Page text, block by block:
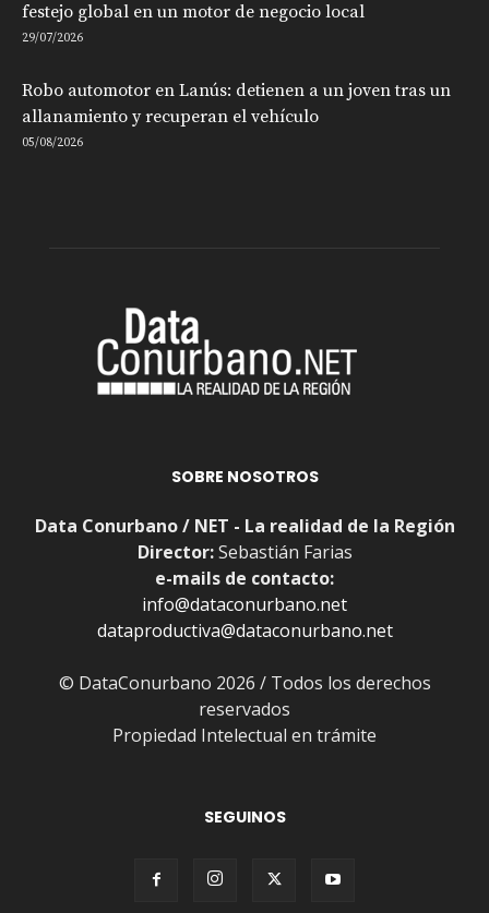
festejo global en un motor de negocio local
29/07/2026
Robo automotor en Lanús: detienen a un joven tras un
allanamiento y recuperan el vehículo
05/08/2026
SOBRE NOSOTROS
Data Conurbano / NET - La realidad de la Región
Director:Sebastián Farias
e-mails de contacto:
info@dataconurbano.net
dataproductiva@dataconurbano.net
© DataConurbano 2026 / Todos los derechos
reservados
Propiedad Intelectual en trámite
SEGUINOS